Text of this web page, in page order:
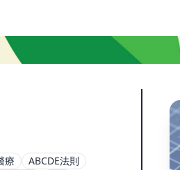
療
ABCDE法則